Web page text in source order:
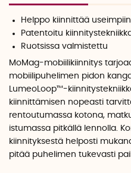
Helppo kiinnittää
Patentoitu
Ruotsissa valmistettu
MoMag-mobiilikiinnitys
mobiilipuhelimen pidon
LumeoLoop™-
kiinnittämisen nopeasti
rentoutumassa kotona,
istumassa pitkällä lennolla.
kiinnityksestä helposti
pitää puhelimen tukevasti